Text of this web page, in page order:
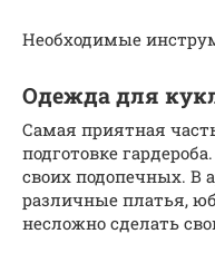
Необходимые
Одежда для
Самая приятная
подготовке
своих подопечных. В
различные платья,
несложно сделать